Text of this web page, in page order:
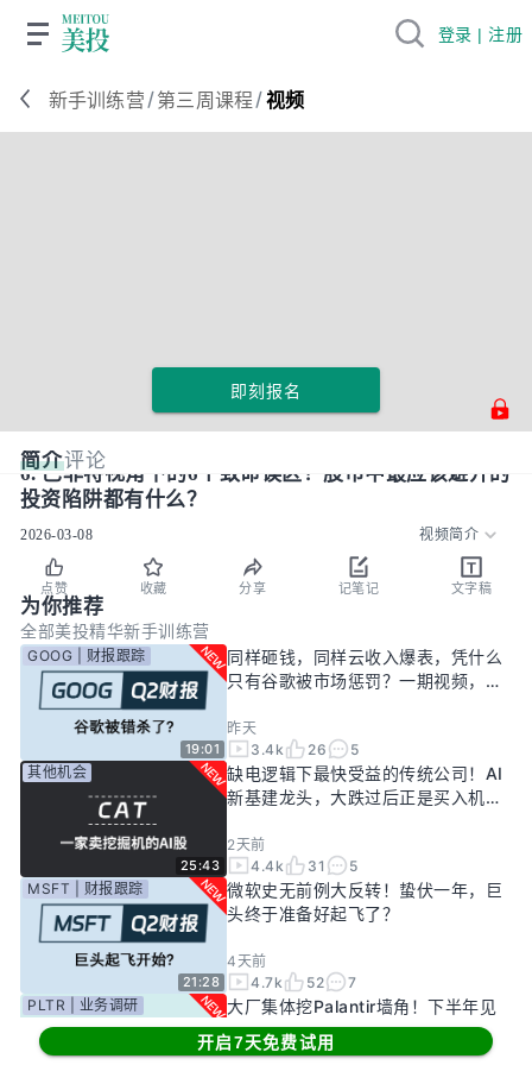
新手训练营 /第三周课程 /视频
即刻报名
简介评论
6. 巴菲特视角下的6个致命误区！股市中最应该避开的
投资陷阱都有什么？
2026-03-08 视频简介
点赞 收藏 分享 记笔记 文字稿
为你推荐
全部美投精华新手训练营
19:01
GOOG | 财报跟踪
同样砸钱，同样云收入爆表，凭什么
只有谷歌被市场惩罚？一期视频，告
昨天
3.4k
26 5
25:43
其他机会
缺电逻辑下最快受益的传统公司！AI
新基建龙头，大跌过后正是买入机
2天前
4.4k
31 5
21:28
MSFT | 财报跟踪
微软史无前例大反转！蛰伏一年，巨
头终于准备好起飞了？
4天前
4.7k
52
7
PLTR | 业务调研
大厂集体挖Palantir墙角！下半年见
顶风险进一步发酵！现在的Palantir
还要投资吗？
开启7天免费试用
登录 | 注册